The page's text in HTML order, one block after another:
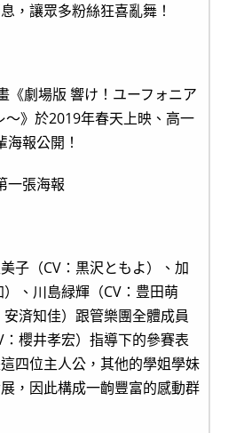
，讓眾多粉絲狂喜亂舞！
一張海報
子（CV：黒沢ともよ）、加
、川島緑輝（CV：豊田萌
済知佳）跟管樂團全體成員
櫻井孝宏）指導下的參賽表
四位主人公，其他的學姐學妹
，因此構成一齣豐富的感動群